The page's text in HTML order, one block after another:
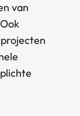
van